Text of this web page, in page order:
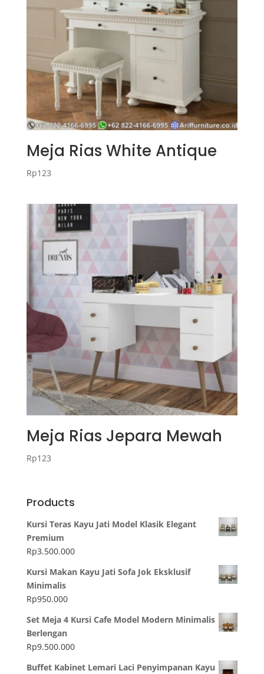
Meja Rias White Antique
Rp123
Meja Rias Jepara Mewah
Rp123
Products
Kursi Teras Kayu Jati Model Klasik Elegant
Premium
Rp3.500.000
Kursi Makan Kayu Jati Sofa Jok Eksklusif
Minimalis
Rp950.000
Set Meja 4 Kursi Cafe Model Modern Minimalis
Berlengan
Rp9.500.000
Buffet Kabinet Lemari Laci Penyimpanan Kayu